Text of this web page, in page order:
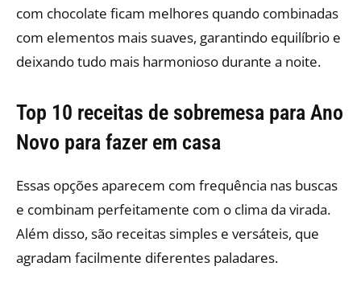
com chocolate ficam melhores quando combinadas
com elementos mais suaves, garantindo equilíbrio e
deixando tudo mais harmonioso durante a noite.
Top 10 receitas de sobremesa para Ano
Novo para fazer em casa
Essas opções aparecem com frequência nas buscas
e combinam perfeitamente com o clima da virada.
Além disso, são receitas simples e versáteis, que
agradam facilmente diferentes paladares.